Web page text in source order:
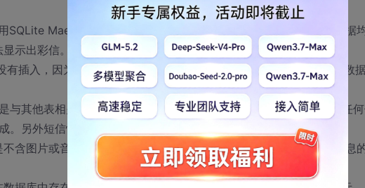
SQLite Maestro查看mmssms.db中的pdu表、part表和addr表，数据
示出彩信。
有插入，因为插入记录时，系统自动生成该主键！其他字段都插入到数
与其他表相关联的，我在插入短信时，同样没有向threads表中插入任
另外短信恢复实验成功！
含图片或音视频等文件的，只是单纯的插入一个带subject和文本信息